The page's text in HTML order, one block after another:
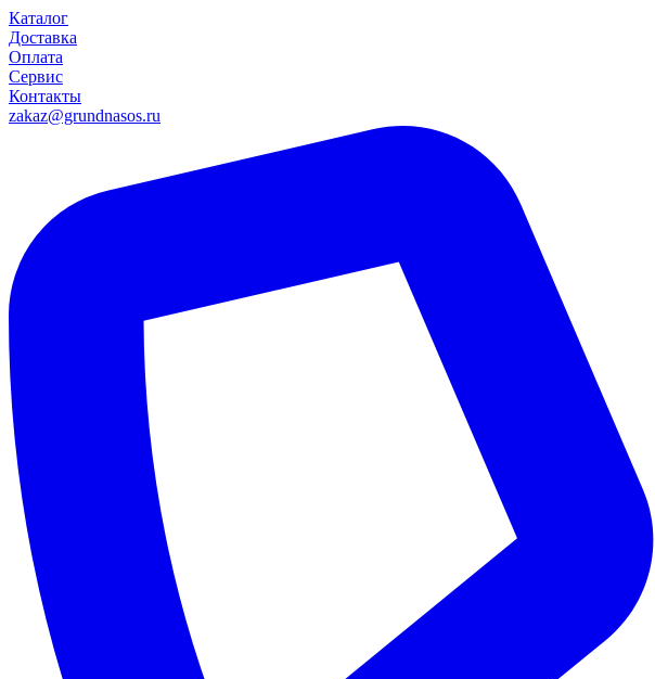
Каталог
Доставка
Оплата
Сервис
Контакты
zakaz@grundnasos.ru